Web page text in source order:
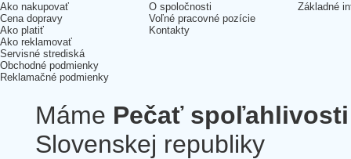
Ako nakupovať
Cena dopravy
Ako platiť
Ako reklamovať
Servisné strediská
Obchodné podmienky
Reklamačné podmienky
O spoločnosti
Voľné pracovné pozície
Kontakty
Základné
Máme Pečať spoľahlivosti
Slovenskej republiky